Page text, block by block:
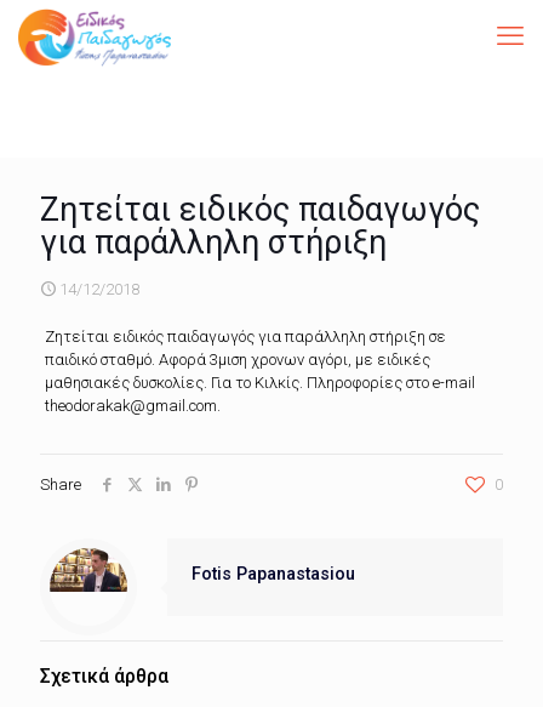
Ζητείται ειδικός παιδαγωγός
για παράλληλη στήριξη
14/12/2018
Ζητείται ειδικός παιδαγωγός για παράλληλη στήριξη σε
παιδικό σταθμό. Αφορά 3μιση χρονων αγόρι, με ειδικές
μαθησιακές δυσκολίες. Για το Κιλκίς. Πληροφορίες στο e-mail
theodorakak@gmail.com.
Share 0
Fotis Papanastasiou
Σχετικά άρθρα